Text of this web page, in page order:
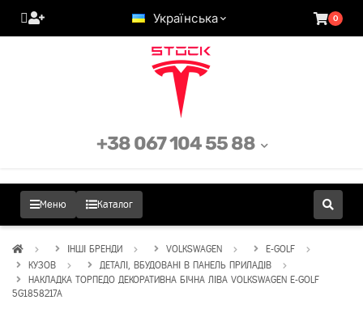
Українська 0
Меню Каталог
+38 067 104 55 88
ІНШІ БРЕНДИ VOLKSWAGEN
E-GOLF
КУЗОВ
ДЕТАЛІ, ВБУДОВАНІ В ПАНЕЛЬ ПРИЛАДІВ
НАКЛАДКА ТОРПЕДО ДЕКОРАТИВНА БІЧНА ЛІВА VOLKSWAGEN E-GOLF
5G1858217A